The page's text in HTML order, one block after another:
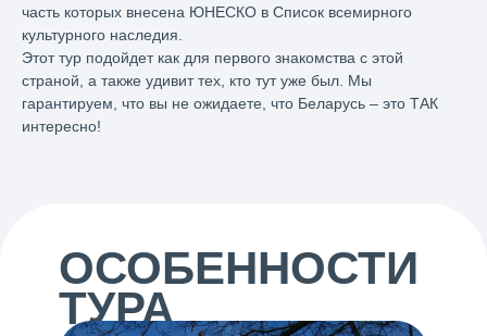
часть которых внесена ЮНЕСКО в Список всемирного
культурного наследия.
Этот тур подойдет как для первого знакомства с этой
страной, а также удивит тех, кто тут уже был. Мы
гарантируем, что вы не ожидаете, что Беларусь – это ТАК
интересно!
ОСОБЕННОСТИ
ТУРА